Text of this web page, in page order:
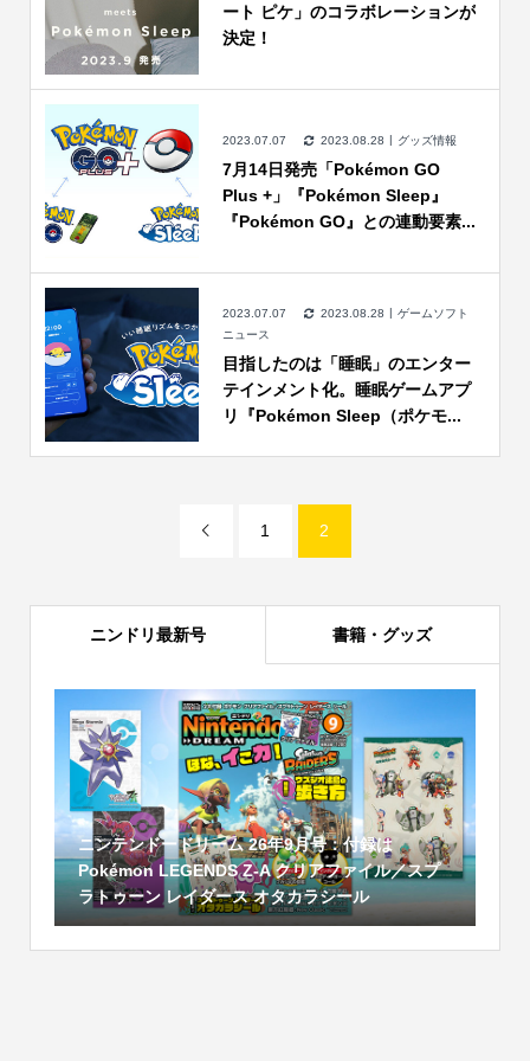
ート ピケ」のコラボレーションが
決定！
2023.07.07 2023.08.28 グッズ情報
7月14日発売「Pokémon GO
Plus +」『Pokémon Sleep』
『Pokémon GO』との連動要素...
2023.07.07 2023.08.28
ゲームソフト
ニュース
目指したのは「睡眠」のエンター
テインメント化。睡眠ゲームアプ
リ『Pokémon Sleep（ポケモ...
 1 2
ニンドリ最新号 書籍・グッズ
ニンテンドードリーム 26年9月号：付録は
Pokémon LEGENDS Z-A クリアファイル／スプ
ラトゥーン レイダース オタカラシール